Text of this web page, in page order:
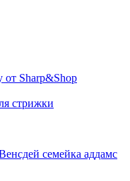
Sharp&Shop
стрижки
семейка аддамс